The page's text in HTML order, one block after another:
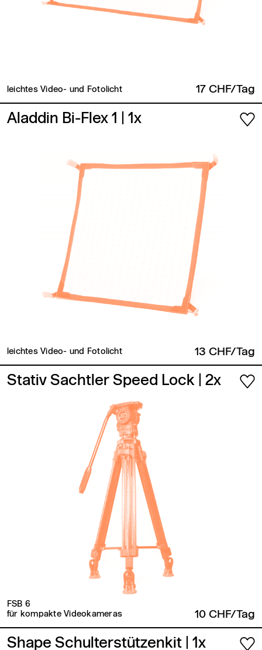
leichtes Video- und Fotolicht 17 CHF/Tag
Aladdin Bi-Flex 1 | 1x
leichtes Video- und Fotolicht 13 CHF/Tag
Stativ Sachtler Speed Lock | 2x
FSB 6
für kompakte Videokameras
10 CHF/Tag
Shape Schulterstützenkit | 1x